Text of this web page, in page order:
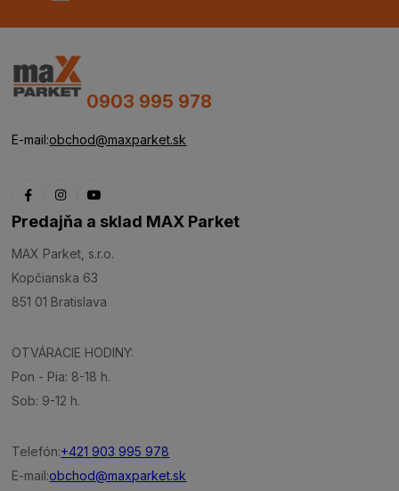
0903 995 978
E-mail:obchod@maxparket.sk
Predajňa a sklad MAX Parket
MAX Parket, s.r.o.
Kopčianska 63
851 01 Bratislava
OTVÁRACIE HODINY:
Pon - Pia: 8-18 h.
Sob: 9-12 h.
Telefón:+421 903 995 978
E-mail:obchod@maxparket.sk